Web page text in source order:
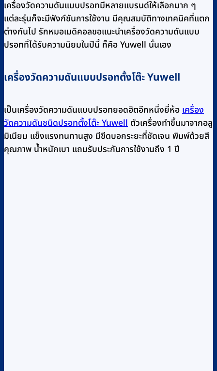
เครื่องวัดความดันแบบปรอทมีหลายแบรนด์ให้เลือกมาก ๆ
แต่ละรุ่นก็จะมีฟังก์ชันการใช้งาน มีคุณสมบัติทางเทคนิคที่แตก
ต่างกันไป รักหมอเมดิคอลขอแนะนำเครื่องวัดความดันแบบ
ปรอทที่ได้รับความนิยมในปีนี้ ก็คือ Yuwell นั่นเอง
เครื่องวัดความดันแบบปรอทตั้งโต๊ะ Yuwell
เป็นเครื่องวัดความดันแบบปรอทยอดฮิตอีกหนึ่งยี่ห้อเครื่อง
วัดความดันชนิดปรอทตั้งโต๊ะ Yuwell ตัวเครื่องทำขึ้นมาจากอลู
มิเนียม แข็งแรงทนทานสูง มีขีดบอกระยะที่ชัดเจน พิมพ์ด้วยสี
คุณภาพ น้ำหนักเบา แถมรับประกันการใช้งานถึง 1 ปี